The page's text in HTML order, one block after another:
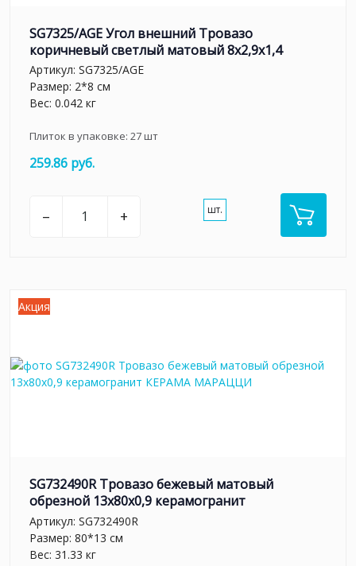
SG7325/AGE Угол внешний Тровазо
коричневый светлый матовый 8x2,9x1,4
Артикул: SG7325/AGE
Размер: 2*8 см
Вес: 0.042 кг
Плиток в упаковке: 27шт
259.86 руб.
– + шт.
Акция
SG732490R Тровазо бежевый матовый
обрезной 13x80x0,9 керамогранит
Артикул: SG732490R
Размер: 80*13 см
Вес: 31.33 кг